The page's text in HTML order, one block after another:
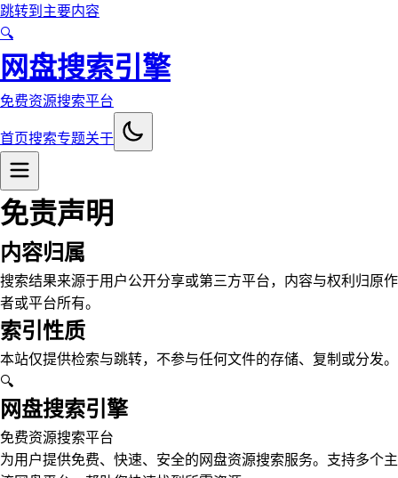
跳转到主要内容
🔍
网盘搜索引擎
免费资源搜索平台
首页搜索专题关于
免责声明
内容归属
搜索结果来源于用户公开分享或第三方平台，内容与权利归原作
者或平台所有。
索引性质
本站仅提供检索与跳转，不参与任何文件的存储、复制或分发。
🔍
网盘搜索引擎
免费资源搜索平台
为用户提供免费、快速、安全的网盘资源搜索服务。支持多个主